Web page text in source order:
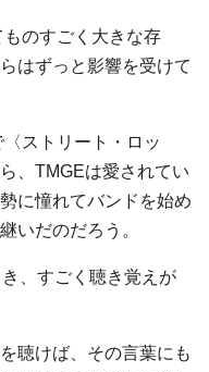
のすごく大きな存
はずっと影響を受けて
ストリート・ロッ
、TMGEは愛されてい
に憧れてバンドを始め
いだのだろう。
、すごく聴き覚えが
聴けば、その言葉にも